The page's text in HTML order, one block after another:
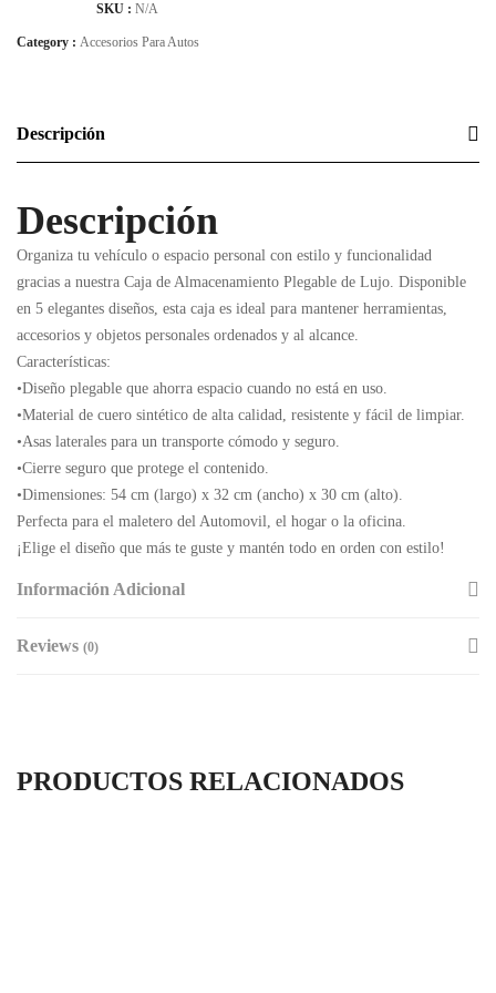
SKU : N/A
Category : Accesorios Para Autos
Descripción
Descripción
Organiza tu vehículo o espacio personal con estilo y funcionalidad
gracias a nuestra Caja de Almacenamiento Plegable de Lujo. Disponible
en 5 elegantes diseños, esta caja es ideal para mantener herramientas,
accesorios y objetos personales ordenados y al alcance.
Características:
•Diseño plegable que ahorra espacio cuando no está en uso.
•Material de cuero sintético de alta calidad, resistente y fácil de limpiar.
•Asas laterales para un transporte cómodo y seguro.
•Cierre seguro que protege el contenido.
•Dimensiones: 54 cm (largo) x 32 cm (ancho) x 30 cm (alto).
Perfecta para el maletero del Automovil, el hogar o la oficina.
¡Elige el diseño que más te guste y mantén todo en orden con estilo!
Información Adicional
Reviews (0)
PRODUCTOS RELACIONADOS